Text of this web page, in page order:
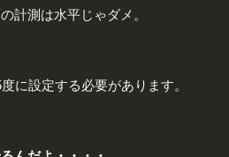
計測は水平じゃダメ。
に設定する必要があります。